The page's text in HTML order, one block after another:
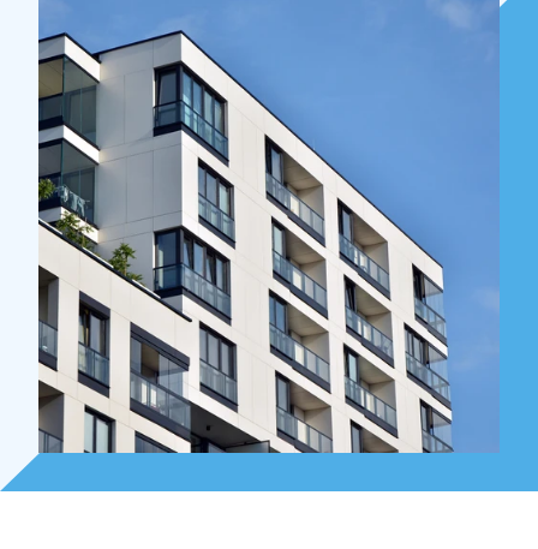
Over Holla
Onze mensen
Expertises
Topics
Internationaal
Nieuws